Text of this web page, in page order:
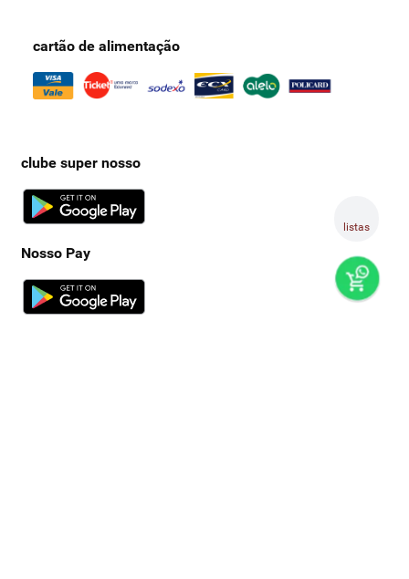
listas
cartão de alimentação
clube super nosso
Nosso Pay